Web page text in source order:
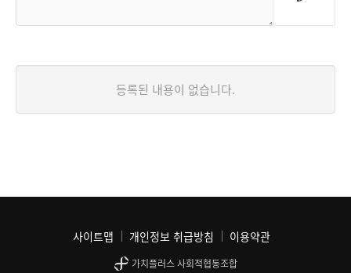
등록된 내용이 없습니다.
사이트맵 개인정보 취급방침 이용약관
가치플러스 사회적협동조합